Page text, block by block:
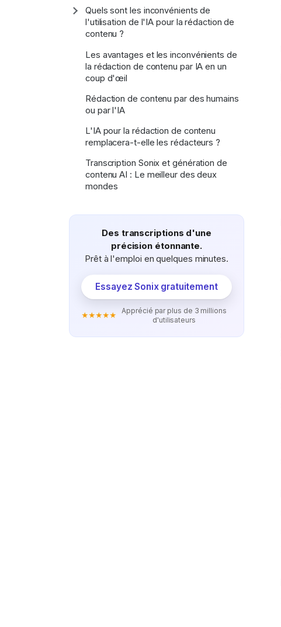
Afficher/masquer
sous-
section
Quels sont les inconvénients de
l'utilisation de l'IA pour la rédaction de
contenu ?
Les avantages et les inconvénients de
la rédaction de contenu par IA en un
coup d'œil
Rédaction de contenu par des humains
ou par l'IA
L'IA pour la rédaction de contenu
remplacera-t-elle les rédacteurs ?
Transcription Sonix et génération de
contenu AI : Le meilleur des deux
mondes
Des transcriptions d'une
précision étonnante.
Prêt à l'emploi en quelques minutes.
Essayez Sonix gratuitement
★★★★★
Apprécié par plus de 3 millions
d'utilisateurs